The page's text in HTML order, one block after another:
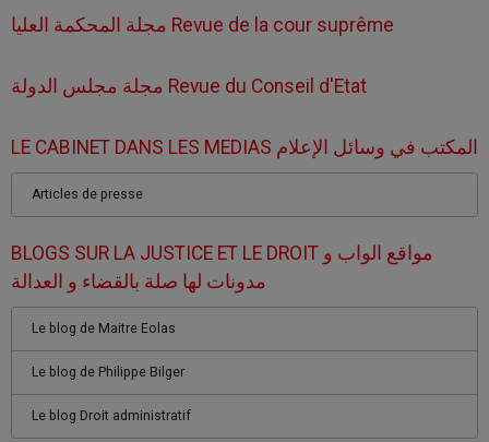
مجلة المحكمة العليا Revue de la cour suprême
مجلة مجلس الدولة Revue du Conseil d'Etat
LE CABINET DANS LES MEDIAS المكتب في وسائل الإعلام
Articles de presse
BLOGS SUR LA JUSTICE ET LE DROIT مواقع الواب و
مدونات لها صلة بالقضاء و العدالة
Le blog de Maitre Eolas
Le blog de Philippe Bilger
Le blog Droit administratif